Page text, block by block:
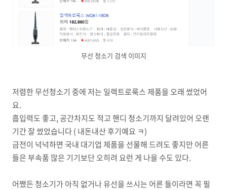
무선 청소기 검색 이미지
저렴한 무선청소기 중에 저는 일렉트로룩스 제품을 오래 썼었어
요.
흡입력도 좋고, 공간차지도 적고 핸디 청소기까지 달려있어 오랜
기간 잘 썼었습니다 ( 내돈내산 후기예요 ㅋ)
금전이 넉넉하면 국내 대기업 제품을 선물해 드려도 좋지만 어른
들은 부속품 많은 기기보단 오히려 요런 게 나을 수도 있다.
어쨌든 청소기가 아직 없거나 유선을 쓰시는 어른 들이라면 꼭 필